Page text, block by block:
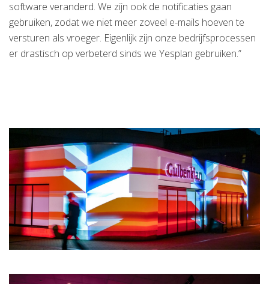
software veranderd. We zijn ook de notificaties gaan
gebruiken, zodat we niet meer zoveel e-mails hoeven te
versturen als vroeger. Eigenlijk zijn onze bedrijfsprocessen
er drastisch op verbeterd sinds we Yesplan gebruiken.”